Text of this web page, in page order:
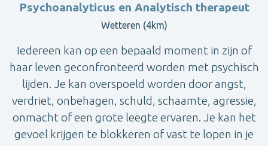
Psychoanalyticus en Analytisch therapeut
Wetteren (4km)
Iedereen kan op een bepaald moment in zijn of
haar leven geconfronteerd worden met psychisch
lijden. Je kan overspoeld worden door angst,
verdriet, onbehagen, schuld, schaamte, agressie,
onmacht of een grote leegte ervaren. Je kan het
gevoel krijgen te blokkeren of vast te lopen in je